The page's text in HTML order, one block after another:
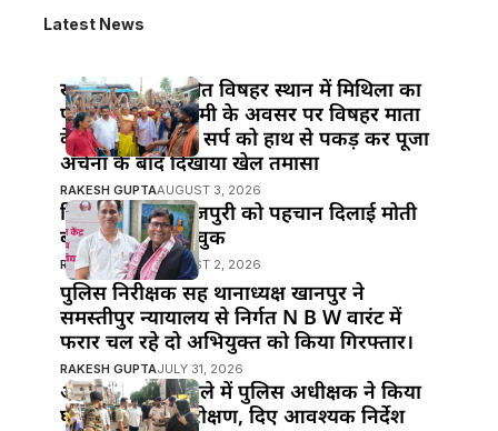
Latest News
खानपुर बाजार स्थित विषहर स्थान में मिथिला का
पावन पर्व नाग पंचमी के अवसर पर विषहर माता
के पुजारी ने विषैले सर्प को हाथ से पकड़ कर पूजा
अर्चना के बाद दिखाया खेल तमासा
RAKESH GUPTAAUGUST 3, 2026
हिंदी सिनेमा में भोजपुरी को पहचान दिलाई मोती
बीए ने : मनोज भावुक
RAKESH GUPTAAUGUST 2, 2026
पुलिस निरीक्षक सह थानाध्यक्ष खानपुर ने
समस्तीपुर न्यायालय से निर्गत N B W वारंट में
फरार चल रहे दो अभियुक्त को किया गिरफ्तार।
RAKESH GUPTAJULY 31, 2026
आभूषण चोरी मामले में पुलिस अधीक्षक ने किया
घटना स्थल का निरीक्षण, दिए आवश्यक निर्देश